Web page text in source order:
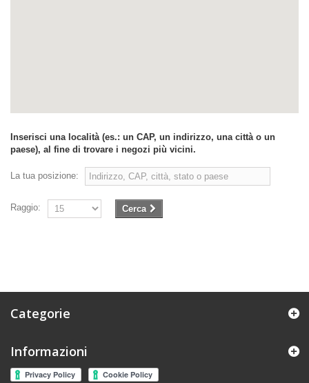
Inserisci una località (es.: un CAP, un indirizzo, una città o un
paese), al fine di trovare i negozi più vicini.
La tua posizione:
Raggio: Cerca
Categorie
Informazioni